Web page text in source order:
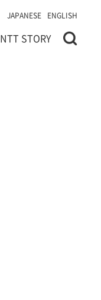
JAPANESE ENGLISH
NTT STORY